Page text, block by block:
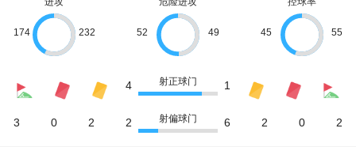
174 232 52 49 45 55
4 射正球门 1
3 0 2 2 射偏球门 6 2 0 2